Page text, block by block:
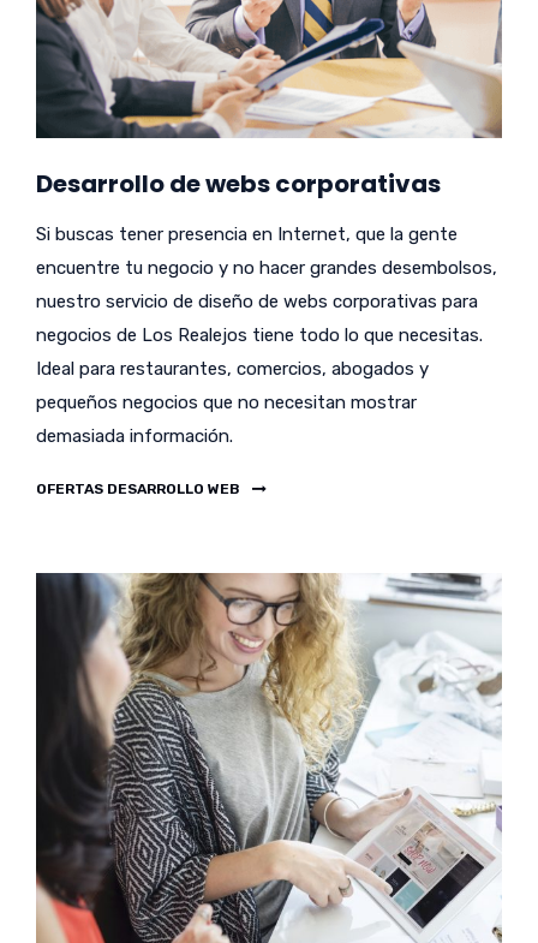
Desarrollo de webs corporativas
Si buscas tener presencia en Internet, que la gente
encuentre tu negocio y no hacer grandes desembolsos,
nuestro servicio de diseño de webs corporativas para
negocios de Los Realejos tiene todo lo que necesitas.
Ideal para restaurantes, comercios, abogados y
pequeños negocios que no necesitan mostrar
demasiada información.
OFERTAS DESARROLLO WEB